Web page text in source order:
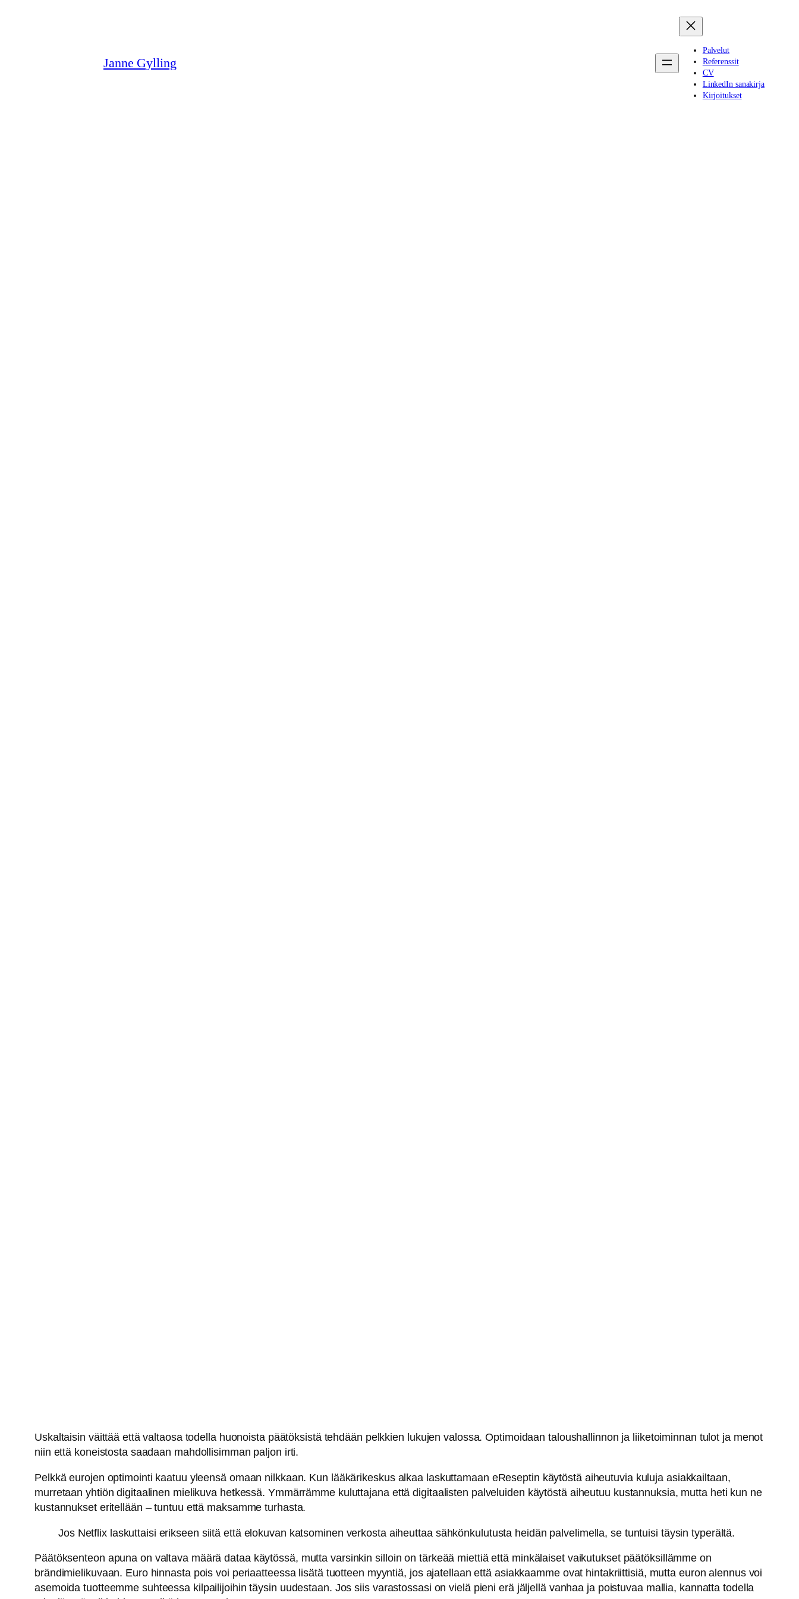
Janne Gylling
Palvelut
Referenssit
CV
LinkedIn sanakirja
Kirjoitukset
Uskaltaisin väittää että valtaosa todella huonoista päätöksistä tehdään pelkkien lukujen valossa. Optimoidaan taloushallinnon ja liiketoiminnan tulot ja menot
niin että koneistosta saadaan mahdollisimman paljon irti.
Pelkkä eurojen optimointi kaatuu yleensä omaan nilkkaan. Kun lääkärikeskus alkaa laskuttamaan eReseptin käytöstä aiheutuvia kuluja asiakkailtaan,
murretaan yhtiön digitaalinen mielikuva hetkessä. Ymmärrämme kuluttajana että digitaalisten palveluiden käytöstä aiheutuu kustannuksia, mutta heti kun ne
kustannukset eritellään – tuntuu että maksamme turhasta.
Jos Netflix laskuttaisi erikseen siitä että elokuvan katsominen verkosta aiheuttaa sähkönkulutusta heidän palvelimella, se tuntuisi täysin typerältä.
Päätöksenteon apuna on valtava määrä dataa käytössä, mutta varsinkin silloin on tärkeää miettiä että minkälaiset vaikutukset päätöksillämme on
brändimielikuvaan. Euro hinnasta pois voi periaatteessa lisätä tuotteen myyntiä, jos ajatellaan että asiakkaamme ovat hintakriittisiä, mutta euron alennus voi
asemoida tuotteemme suhteessa kilpailijoihin täysin uudestaan. Jos siis varastossasi on vielä pieni erä jäljellä vanhaa ja poistuvaa mallia, kannatta todella